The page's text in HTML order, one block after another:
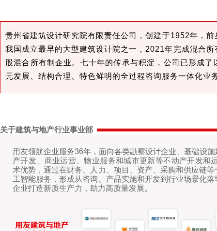
贵州省建筑设计研究院有限责任公司，创建于1952年，
我国成立最早的大型建筑设计院之一，2021年完成混合
股混合所有制企业。 七十年的传承与积淀，公司已形成
元发展、结构合理、特色鲜明的全过程咨询服务一体化业
关于建筑与地产行业事业部
用友领航企业服务36年，面向各类勘察设计企业、基础设
产开发、商业运营、物业服务和城市更新等不动产开发和
术优势，通过在财务、人力、项目、资产、采购和供应链
工智能服务，形成从咨询、产品实施和开发到行业场景化
企业打造新质生产力，助力高质量发展。